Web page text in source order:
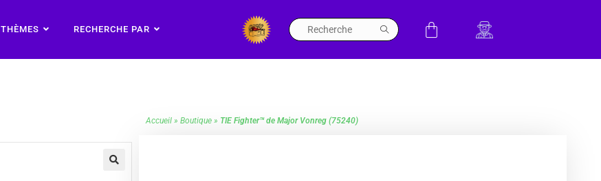
THÈMES RECHERCHE PAR
Accueil » Boutique » TIE Fighter™ de Major Vonreg (75240)